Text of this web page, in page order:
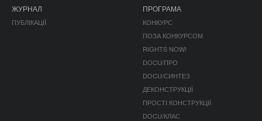
ЖУРНАЛ
ПУБЛІКАЦІЇ
ПРОГРАМА
КОНКУРС
ПОЗА КОНКУРСОМ
RIGHTS NOW!
DOCU/ПРО
DOCU/СИНТЕЗ
ДЕКОНСТРУКЦІЇ
ПРОСТІ КОНСТРУКЦІЇ
DOCU/КЛАС